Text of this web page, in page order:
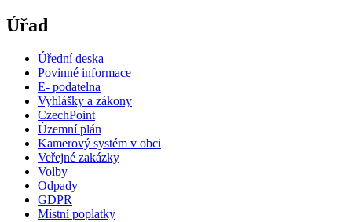
Úřad
Úřední deska
Povinné informace
E- podatelna
Vyhlášky a zákony
CzechPoint
Územní plán
Kamerový systém v obci
Veřejné zakázky
Volby
Odpady
GDPR
Místní poplatky